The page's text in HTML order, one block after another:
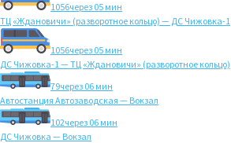
1056через 05 мин
ТЦ «Ждановичи» (разворотное кольцо) — ДС Чижовка-1
1056через 05 мин
ДС Чижовка-1 — ТЦ «Ждановичи» (разворотное кольцо)
79через 06 мин
Автостанция Автозаводская — Вокзал
102через 06 мин
ДС Чижовка — Вокзал